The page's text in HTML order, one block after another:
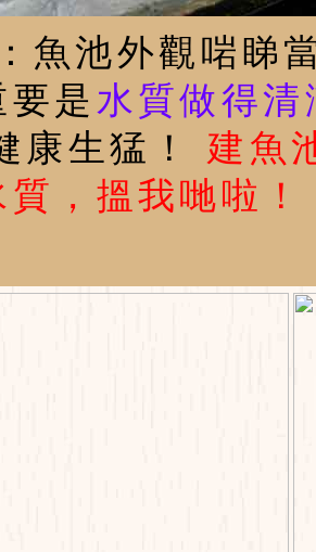
魚池外觀啱睇
是 水質做得清
康生猛！ 建魚
質，搵我哋啦！